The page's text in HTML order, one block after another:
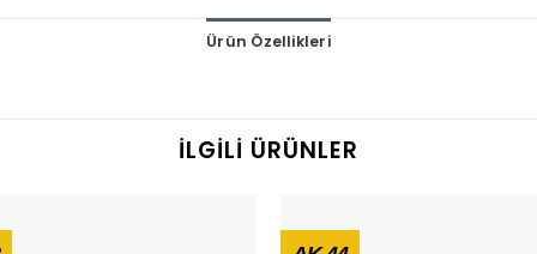
Ürün Özellikleri
İLGILI ÜRÜNLER